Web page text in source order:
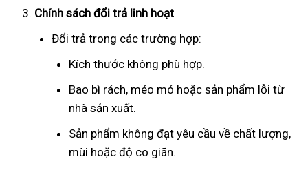
Chính sách đổi trả linh hoạt
Đổi trả trong các trường hợp:
Kích thước không phù hợp.
Bao bì rách, méo mó hoặc sản phẩm lỗi từ
nhà sản xuất.
Sản phẩm không đạt yêu cầu về chất lượng,
mùi hoặc độ co giãn.